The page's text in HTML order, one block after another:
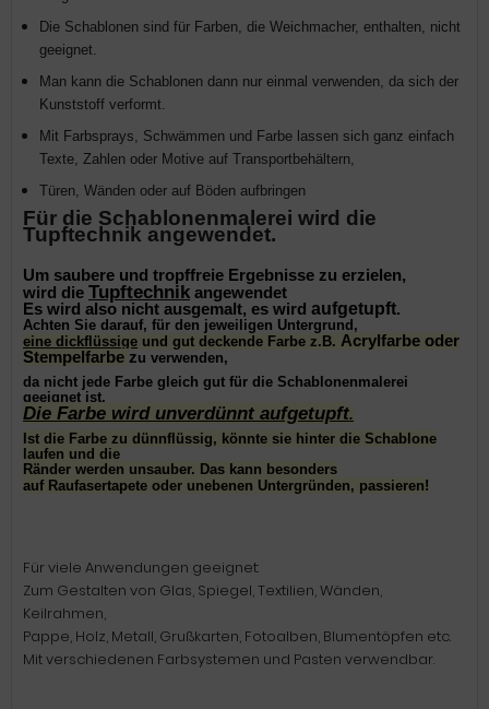
Die Schablonen sind für Farben, die Weichmacher, enthalten, nicht
geeignet.
Man kann die Schablonen dann nur einmal verwenden, da sich der
Kunststoff verformt.
Mit Farbsprays, Schwämmen und Farbe lassen sich ganz einfach
Texte, Zahlen oder Motive auf Transport­behältern,
Türen, Wänden oder auf Böden aufbringen
Für die Schablonenmalerei wird die
Tupftechnik angewendet.
Um saubere und tropffreie Ergebnisse zu erzielen,
wird die Tupftechnik angewendet
Es wird also nicht ausgemalt, es wird aufgetupft.
Achten Sie darauf, für den jeweiligen Untergrund,
eine dickflüssige und gut deckende Farbe z.B. Acrylfarbe oder
Stempelfarbe zu verwenden,
da nicht jede Farbe gleich gut für die Schablonenmalerei
geeignet ist.
Die Farbe wird unverdünnt aufgetupft.
Ist die Farbe zu dünnflüssig, könnte sie hinter die Schablone
laufen und die
Ränder werden unsauber. Das kann besonders
auf Raufasertapete oder unebenen Untergründen, passieren!
Für viele Anwendungen geeignet:
Zum Gestalten von Glas, Spiegel, Textilien, Wänden,
Keilrahmen,
Pappe, Holz, Metall, Grußkarten, Fotoalben, Blumentöpfen etc.
Mit verschiedenen Farbsystemen und Pasten verwendbar.